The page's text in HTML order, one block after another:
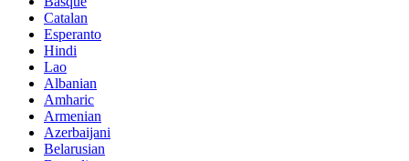
Catalan
Esperanto
Hindi
Lao
Albanian
Amharic
Armenian
Azerbaijani
Belarusian